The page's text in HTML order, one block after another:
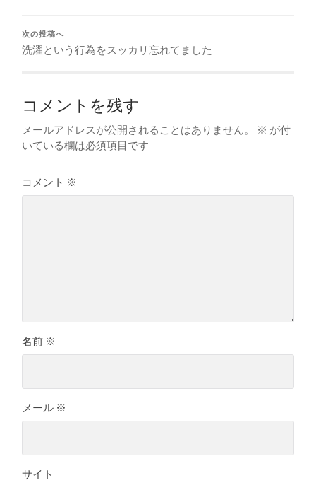
次の投稿へ
洗濯という行為をスッカリ忘れてました
コメントを残す
メールアドレスが公開されることはありません。 ※ が付
いている欄は必須項目です
コメント ※
名前 ※
メール ※
サイト